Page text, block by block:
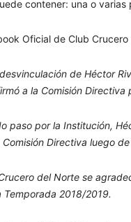
Oficial de Club
de Héctor
a la Comisión
paso por la Institución,
Directiva luego
del Norte se
Temporada 2018/2019.